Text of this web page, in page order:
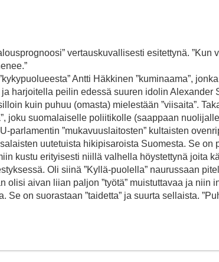
vertauskuvallisesti esitettynä.
Antti Häkkinen ”kuminaama”,
harjoitella peilin edessä suuren idolin Alexander
kuin puhuu (omasta) mielestään ”viisaita”.
joku suomalaiselle poliitikolle (saappaan
parlamentin ”mukavuuslaitosten” kultaisten
uutetuista hikipisaroista Suomesta. Se on
kustu erityisesti niillä valhella höystettynä joita
Oli siinä ”Kyllä-puolella” naurussaan
olisi aivan liian paljon ”työtä” muistuttavaa ja niin
Se on suorastaan ”taidetta” ja suurta sellaista.